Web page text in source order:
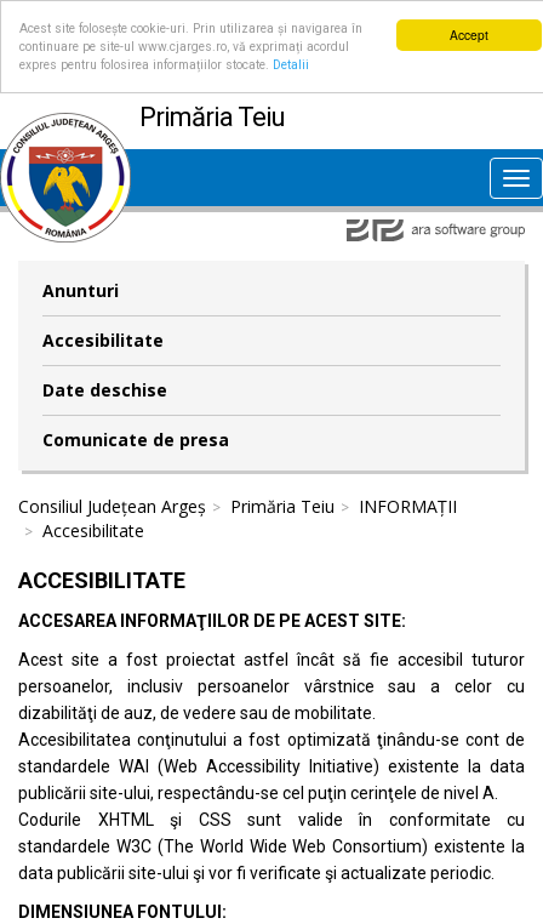
Accept
Acest site folosește cookie-uri. Prin utilizarea și navigarea în
continuare pe site-ul www.cjarges.ro, vă exprimați acordul
expres pentru folosirea informațiilor stocate.
Detalii
Primăria Teiu
Anunturi
Accesibilitate
Date deschise
Comunicate de presa
Consiliul Județean Argeș Primăria Teiu
INFORMAȚII
Accesibilitate
ACCESIBILITATE
ACCESAREA INFORMAŢIILOR DE PE ACEST SITE:
Acest site a fost proiectat astfel încât să fie accesibil tuturor
persoanelor, inclusiv persoanelor vârstnice sau a celor cu
dizabilităţi de auz, de vedere sau de mobilitate.
Accesibilitatea conţinutului a fost optimizată ţinându-se cont de
standardele WAI (Web Accessibility Initiative) existente la data
publicării site-ului, respectându-se cel puţin cerinţele de nivel A.
Codurile XHTML şi CSS sunt valide în conformitate cu
standardele W3C (The World Wide Web Consortium) existente la
data publicării site-ului şi vor fi verificate şi actualizate periodic.
DIMENSIUNEA FONTULUI: